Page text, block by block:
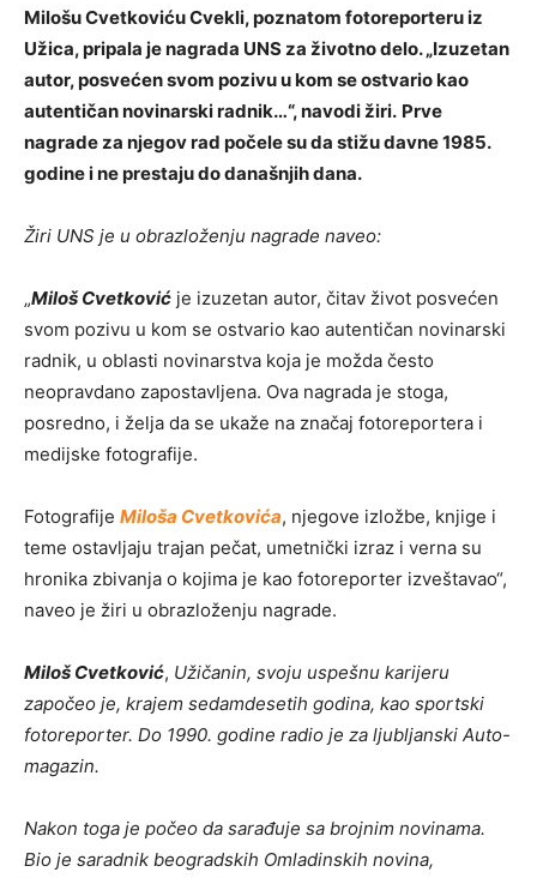
Milošu Cvetkoviću Cvekli, poznatom fotoreporteru iz
Užica, pripala je nagrada UNS za životno delo. „Izuzetan
autor, posvećen svom pozivu u kom se ostvario kao
autentičan novinarski radnik…“, navodi žiri. Prve
nagrade za njegov rad počele su da stižu davne 1985.
godine i ne prestaju do današnjih dana.
Žiri UNS je u obrazloženju nagrade naveo:
„Miloš Cvetković je izuzetan autor, čitav život posvećen
svom pozivu u kom se ostvario kao autentičan novinarski
radnik, u oblasti novinarstva koja je možda često
neopravdano zapostavljena. Ova nagrada je stoga,
posredno, i želja da se ukaže na značaj fotoreportera i
medijske fotografije.
Fotografije Miloša Cvetkovića, njegove izložbe, knjige i
teme ostavljaju trajan pečat, umetnički izraz i verna su
hronika zbivanja o kojima je kao fotoreporter izveštavao“,
naveo je žiri u obrazloženju nagrade.
Miloš Cvetković, Užičanin, svoju uspešnu karijeru
započeo je, krajem sedamdesetih godina, kao sportski
fotoreporter. Do 1990. godine radio je za ljubljanski Auto-
magazin.
Nakon toga je počeo da sarađuje sa brojnim novinama.
Bio je saradnik beogradskih Omladinskih novina,